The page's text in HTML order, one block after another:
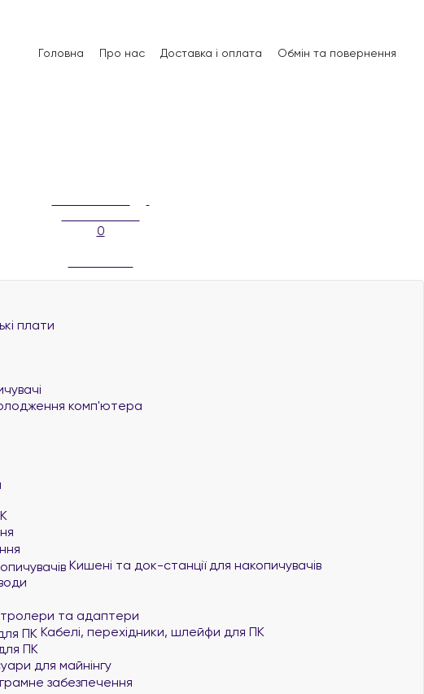
Головна Про нас Доставка і оплата Обмін та повернення
0
плати
комп'ютера
Кишені та док-станції для накопичувачів
та адаптери
Кабелі, перехідники, шлейфи для ПК
ПК
для майнінгу
забезпечення